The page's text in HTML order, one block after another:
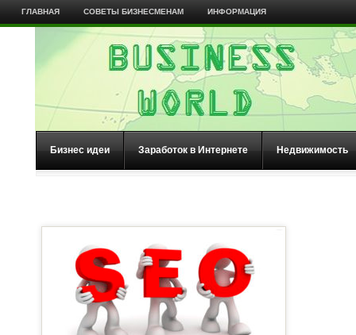
ГЛАВНАЯ СОВЕТЫ БИЗНЕСМЕНАМ ИНФОРМАЦИЯ
Бизнес идеи Заработок в Интернете Недвижимость